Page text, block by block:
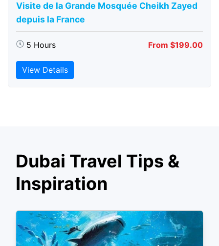
Visite de la Grande Mosquée Cheikh Zayed
depuis la France
5 Hours From $199.00
View Details
Dubai Travel Tips &
Inspiration